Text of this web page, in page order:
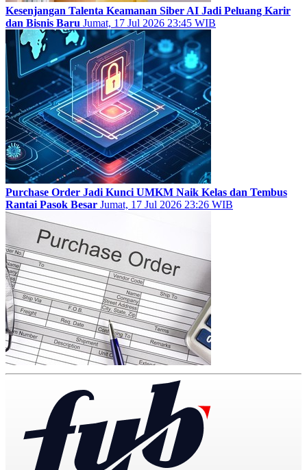
Kesenjangan Talenta Keamanan Siber AI Jadi Peluang Karir
dan Bisnis Baru Jumat, 17 Jul 2026 23:45 WIB
Purchase Order Jadi Kunci UMKM Naik Kelas dan Tembus
Rantai Pasok Besar Jumat, 17 Jul 2026 23:26 WIB